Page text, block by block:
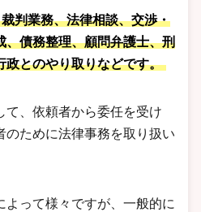
判業務、法律相談、交渉・
、債務整理、顧問弁護士、刑
政とのやり取りなどです。
て、依頼者から委任を受け
のために法律事務を取り扱い
よって様々ですが、一般的に